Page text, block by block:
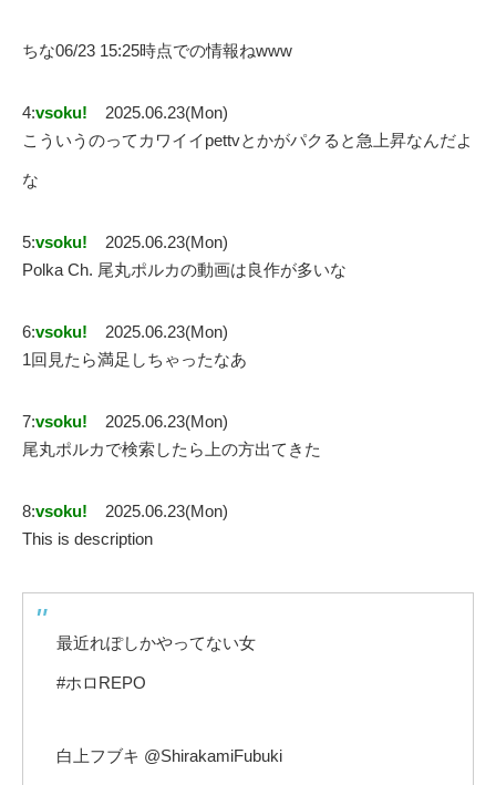
ちな06/23 15:25時点での情報ねwww
4:vsoku!
2025.06.23(Mon)
こういうのってカワイイpettvとかがパクると急上昇なんだよ
な
5:vsoku!
2025.06.23(Mon)
Polka Ch. 尾丸ポルカの動画は良作が多いな
6:vsoku!
2025.06.23(Mon)
1回見たら満足しちゃったなあ
7:vsoku!
2025.06.23(Mon)
尾丸ポルカで検索したら上の方出てきた
8:vsoku!
2025.06.23(Mon)
This is description
最近れぽしかやってない女
#ホロREPO
白上フブキ @ShirakamiFubuki